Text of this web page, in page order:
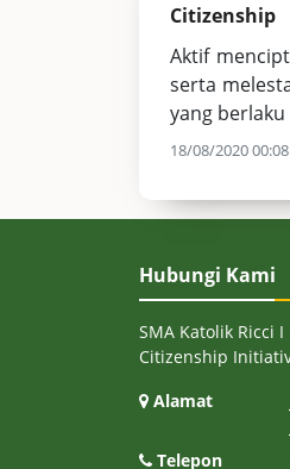
Citizenship
Aktif
serta
yang berlaku
18/08/2020
Hubungi Kami
SMA Katolik Ricci
Citizenship
Alamat
Telepon